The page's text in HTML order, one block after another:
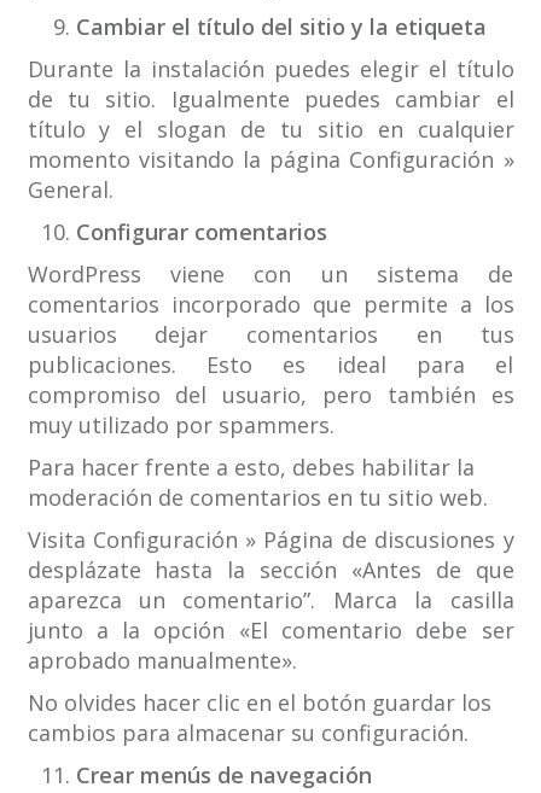
Cambiar el título del sitio y la etiqueta
Durante la instalación puedes elegir el título
de tu sitio. Igualmente puedes cambiar el
título y el slogan de tu sitio en cualquier
momento visitando la página Configuración »
General.
Configurar comentarios
WordPress viene con un sistema de
comentarios incorporado que permite a los
usuarios dejar comentarios en tus
publicaciones. Esto es ideal para el
compromiso del usuario, pero también es
muy utilizado por spammers.
Para hacer frente a esto, debes habilitar la
moderación de comentarios en tu sitio web.
Visita Configuración » Página de discusiones y
desplázate hasta la sección «Antes de que
aparezca un comentario”. Marca la casilla
junto a la opción «El comentario debe ser
aprobado manualmente».
No olvides hacer clic en el botón guardar los
cambios para almacenar su configuración.
Crear menús de navegación